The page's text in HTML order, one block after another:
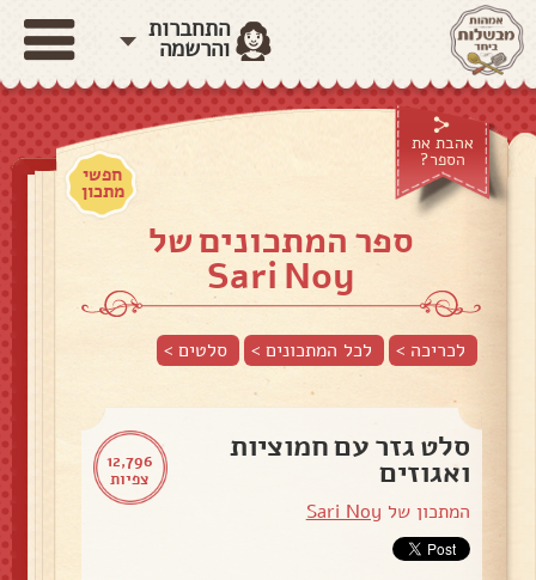
התחברות
והרשמה
אהבת את
הספר?
חפשי
מתכון
ספר המתכונים של
Sari Noy
לכריכה > לכל המתכונים > סלטים>
12,796
צפיות
סלט גזר עם חמוציות
ואגוזים
המתכון של Sari Noy